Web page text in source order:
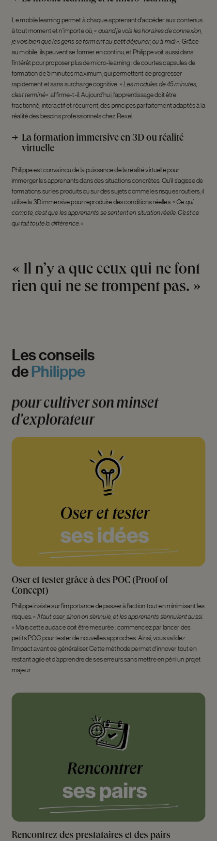
Le mobile learning permet à chaque apprenant d’accéder aux contenus
à tout moment et n’importe où, « quand je vois les horaires de connexion,
je vois bien que les gens se forment au petit déjeuner, ou à midi » Grâce
au mobile, ils peuvent se former en continu, et Philippe voit aussi dans
l’intérêt pour proposer plus de micro-learning : de courtes capsules de
formation de 5 minutes maximum, qui permettent de progresser
rapidement et sans surcharge cognitive. « Les modules de 45 minutes,
c’est terminé« affirme-t-il. Aujourd’hui, l’apprentissage doit être
fractionné, interactif et récurrent, des principes parfaitement adaptés à la
réalité des besoins professionnels chez Rexel.
La formation immersive en 3D ou réalité
virtuelle
Philippe est convaincu de la puissance de la réalité virtuelle pour
immerger les apprenants dans des situations concrètes. Qu’il s’agisse de
formations sur les produits ou sur des sujets comme les risques routiers, il
utilise la 3D immersive pour reproduire des conditions réelles. « Ce qui
compte, c’est que les apprenants se sentent en situation réelle. C’est ce
qui fait toute la différence. »
« Il n’y a que ceux qui ne font
rien qui ne se trompent pas. »
Lesconseils
dePhilippe
pourcultiversonminset
d'explorateur
Oser et tester grâce à des POC (Proof of
Concept)
Philippe insiste sur l’importance de passer à l’action tout en minimisant les
risques. « Il faut oser, sinon on s’ennuie, et les apprenants s’ennuient aussi.
» Mais cette audace doit être mesurée : commencez par lancer des
petits POC pour tester de nouvelles approches. Ainsi, vous validez
l’impact avant de généraliser. Cette méthode permet d’innover tout en
restant agile et d’apprendre de ses erreurs sans mettre en péril un projet
majeur.
Rencontrez des prestataires et des pairs